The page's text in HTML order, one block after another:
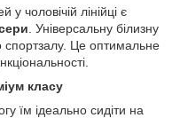
чоловічій лінійці є
. Універсальну білизну
Це оптимальне
класу
їм ідеально сидіти на